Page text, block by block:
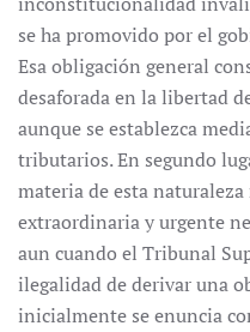
se ha promovido por el
Esa obligación general
desaforada en la libertad
aunque se establezca
tributarios. En segundo
materia de esta
extraordinaria y urgente
aun cuando el Tribunal
ilegalidad de derivar una
inicialmente se enuncia